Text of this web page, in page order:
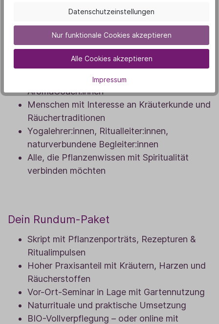
Aufbau einer persönlichen Pflanzenpraxis
Für wen ist die Weiterbildung geeignet?
Aromatherapie-Interessierte und
AromaCoach:innen
Menschen mit Interesse an Kräuterkunde und
Räuchertraditionen
Yogalehrer:innen, Ritualleiter:innen,
naturverbundene Begleiter:innen
Alle, die Pflanzenwissen mit Spiritualität
verbinden möchten
Dein Rundum-Paket
Skript mit Pflanzenporträts, Rezepturen &
Ritualimpulsen
Hoher Praxisanteil mit Kräutern, Harzen und
Räucherstoffen
Vor-Ort-Seminar in Lage mit Gartennutzung
Naturrituale und praktische Umsetzung
BIO-Vollverpflegung – oder online mit
Datenschutzeinstellungen
Nur funktionale Cookies akzeptieren
Alle Cookies akzeptieren
Impressum